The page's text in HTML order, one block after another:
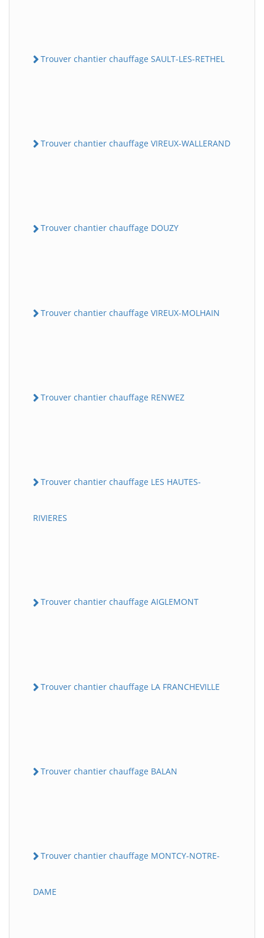
Trouver chantier chauffage SAULT-LES-RETHEL
Trouver chantier chauffage VIREUX-WALLERAND
Trouver chantier chauffage DOUZY
Trouver chantier chauffage VIREUX-MOLHAIN
Trouver chantier chauffage RENWEZ
Trouver chantier chauffage LES HAUTES-
RIVIERES
Trouver chantier chauffage AIGLEMONT
Trouver chantier chauffage LA FRANCHEVILLE
Trouver chantier chauffage BALAN
Trouver chantier chauffage MONTCY-NOTRE-
DAME